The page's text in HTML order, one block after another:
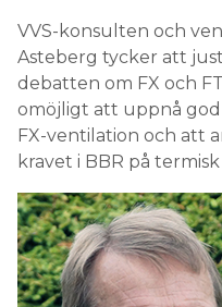
VVS-konsulten och
Asteberg tycker att
debatten om FX och
omöjligt att uppnå
FX-ventilation och att
kravet i BBR på